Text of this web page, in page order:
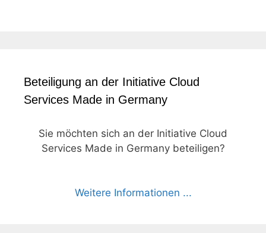
Beteiligung an der Initiative Cloud
Services Made in Germany
Sie möchten sich an der Initiative Cloud
Services Made in Germany beteiligen?
Weitere Informationen ...